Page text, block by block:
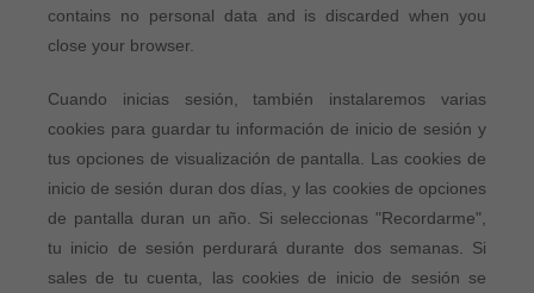
contains no personal data and is discarded when you
close your browser.
Cuando inicias sesión, también instalaremos varias
cookies para guardar tu información de inicio de sesión y
tus opciones de visualización de pantalla. Las cookies de
inicio de sesión duran dos días, y las cookies de opciones
de pantalla duran un año. Si seleccionas "Recordarme",
tu inicio de sesión perdurará durante dos semanas. Si
sales de tu cuenta, las cookies de inicio de sesión se